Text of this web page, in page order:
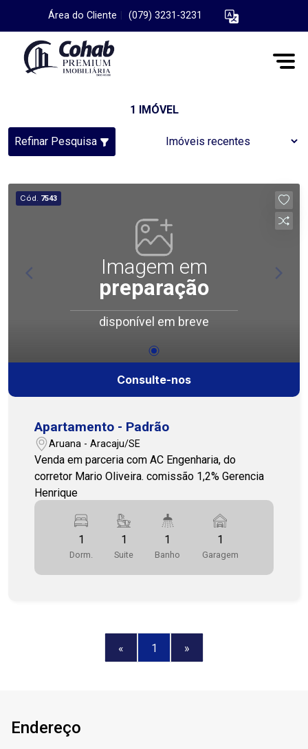
Área do Cliente (079) 3231-3231
1 IMÓVEL
Refinar Pesquisa
Cód. 7543
Imagem em
preparação
disponível em breve
Consulte-nos
Apartamento - Padrão
Aruana - Aracaju/SE
Venda em parceria com AC Engenharia, do
corretor Mario Oliveira. comissão 1,2% Gerencia
Henrique
1
Dorm.
1
Suite
1
Banho
1
Garagem
« 1 »
Endereço